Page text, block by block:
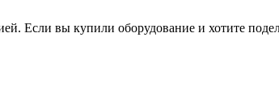
Если вы купили оборудование и хотите